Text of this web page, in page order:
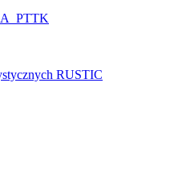
PTTK
RUSTIC